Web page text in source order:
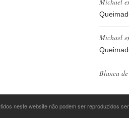
Michael
Blanca
neste website não podem ser reproduzidos